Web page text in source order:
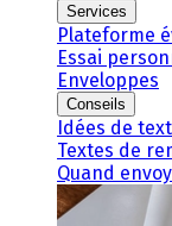
Services
Plateforme
Essai
Enveloppes
Conseils
Idées de
Textes de
Quand